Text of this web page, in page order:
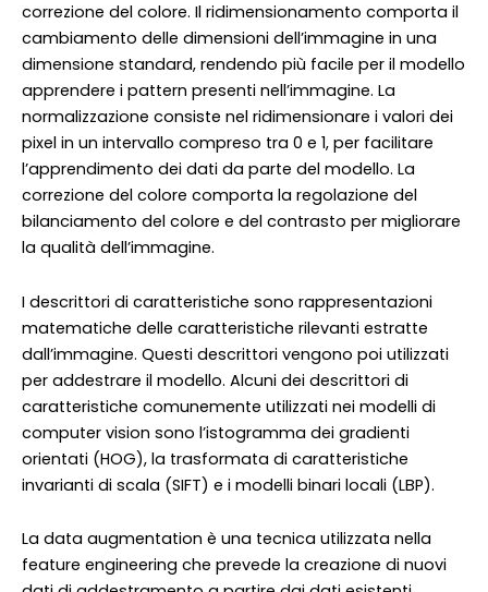
correzione del colore. Il ridimensionamento comporta il
cambiamento delle dimensioni dell’immagine in una
dimensione standard, rendendo più facile per il modello
apprendere i pattern presenti nell’immagine. La
normalizzazione consiste nel ridimensionare i valori dei
pixel in un intervallo compreso tra 0 e 1, per facilitare
l’apprendimento dei dati da parte del modello. La
correzione del colore comporta la regolazione del
bilanciamento del colore e del contrasto per migliorare
la qualità dell’immagine.
I descrittori di caratteristiche sono rappresentazioni
matematiche delle caratteristiche rilevanti estratte
dall’immagine. Questi descrittori vengono poi utilizzati
per addestrare il modello. Alcuni dei descrittori di
caratteristiche comunemente utilizzati nei modelli di
computer vision sono l’istogramma dei gradienti
orientati (HOG), la trasformata di caratteristiche
invarianti di scala (SIFT) e i modelli binari locali (LBP).
La data augmentation è una tecnica utilizzata nella
feature engineering che prevede la creazione di nuovi